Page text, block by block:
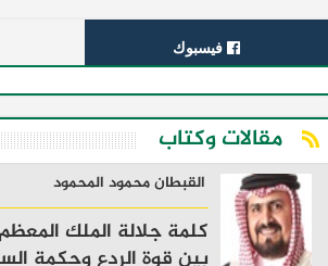
فيسبوك
مقالات وكتاب
القبطان محمود المحمود
كلمة جلالة الملك
بين قوة الردع وحكمة